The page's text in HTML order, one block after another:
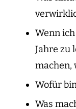
Wenn
Jahre zu
machen,
Wofür
Was